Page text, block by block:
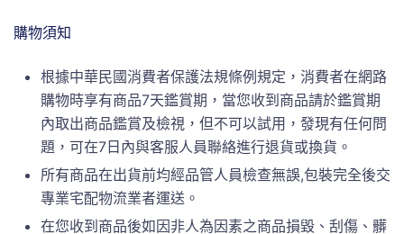
購物須知
根據中華民國消費者保護法規條例規定，消費者在網路
購物時享有商品7天鑑賞期，當您收到商品請於鑑賞期
內取出商品鑑賞及檢視，但不可以試用，發現有任何問
題，可在7日內與客服人員聯絡進行退貨或換貨。
所有商品在出貨前均經品管人員檢查無誤,包裝完全後交
專業宅配物流業者運送。
在您收到商品後如因非人為因素之商品損毀、刮傷、髒